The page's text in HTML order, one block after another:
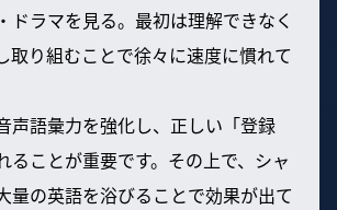
ドラマを見る。最初は理解できなく
取り組むことで徐々に速度に慣れて
声語彙力を強化し、正しい「登録
ることが重要です。その上で、シャ
量の英語を浴びることで効果が出て